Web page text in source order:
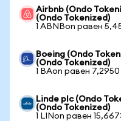
Airbnb (Ondo
(Ondo Tokenized)
1 ABNBon равен
Boeing (Ondo
(Ondo Tokenized)
1 BAon равен
Linde plc (Ondo
(Ondo Tokenized)
1 LINon равен